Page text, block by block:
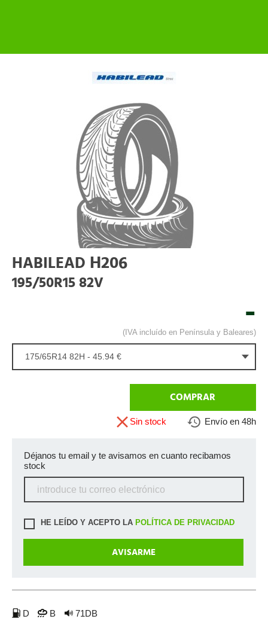
HABILEAD H206
195/50R15 82V
-
(IVA incluído en Península y Baleares)
175/65R14 82H - 45.94 €
COMPRAR
Sin stock Envío en 48h
Déjanos tu email y te avisamos en cuanto recibamos
stock
HE LEÍDO Y ACEPTO LA POLÍTICA DE PRIVACIDAD
D B
71DB